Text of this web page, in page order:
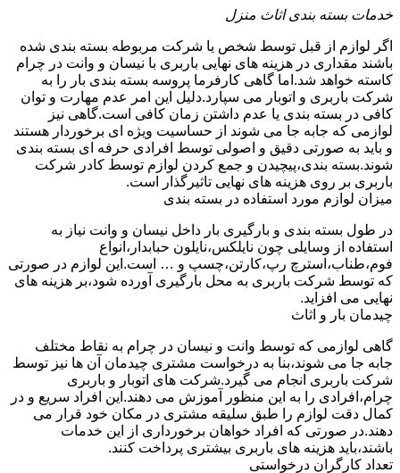
خدمات بسته بندی اثاث منزل
اگر لوازم از قبل توسط شخص یا شرکت مربوطه بسته بندی شده
باشند مقداری در هزینه های نهایی باربری با نیسان و وانت در چرام
کاسته خواهد شد.اما گاهی کارفرما پروسه بسته بندی بار را به
شرکت باربری و اتوبار می سپارد.دلیل این امر عدم مهارت و توان
کافی در بسته بندی یا عدم داشتن زمان کافی است.گاهی نیز
لوازمی که جابه جا می شوند از حساسیت ویژه ای برخوردار هستند
و باید به صورتی دقیق و اصولی توسط افرادی حرفه ای بسته بندی
شوند.بسته بندی،پیچیدن و جمع کردن لوازم توسط کادر شرکت
باربری بر روی هزینه های نهایی تاثیرگذار است.
میزان لوازم مورد استفاده در بسته بندی
در طول بسته بندی و بارگیری بار داخل نیسان و وانت نیاز به
استفاده از وسایلی چون نایلکس،نایلون حبابدار،انواع
فوم،طناب،استرچ رپ،کارتن،چسپ و … است.این لوازم در صورتی
که توسط شرکت باربری به محل بارگیری آورده شود،بر هزینه های
نهایی می افزاید.
چیدمان بار و اثاث
گاهی لوازمی که توسط وانت و نیسان در چرام به نقاط مختلف
جابه جا می شوند،بنا به درخواست مشتری چیدمان آن ها نیز توسط
شرکت باربری انجام می گیرد.شرکت های اتوبار و باربری
چرام،افرادی را به این منظور آموزش می دهند.این افراد سریع و در
کمال دقت لوازم را طبق سلیقه مشتری در مکان خود قرار می
دهند.در صورتی که افراد خواهان برخورداری از این خدمات
باشند،باید هزینه های باربری بیشتری پرداخت کنند.
تعداد کارگران درخواستی